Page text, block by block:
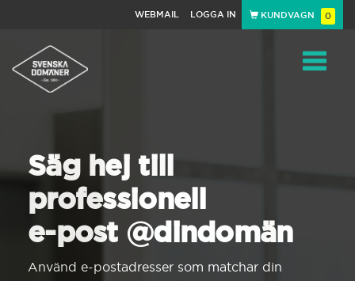
WEBMAIL LOGGA IN KUNDVAGN 0
Säg hej till
professionell
e-post @dindomän
Använd e-postadresser som matchar din